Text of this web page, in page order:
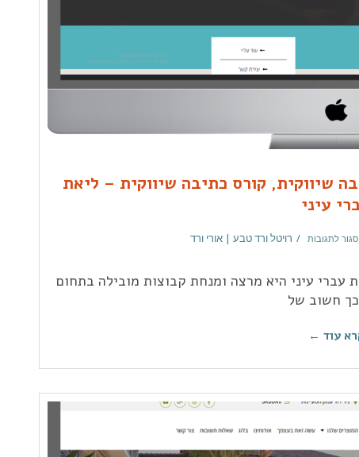
שיווקית, קורס כתיבה שיווקית – ליאת
עיני
סגור לתגובות רויטל ורד טבע | אורי ורד
עברי עיני היא מרצה ומנחת קבוצות מובילה בתחום
חשוב של
עוד ←